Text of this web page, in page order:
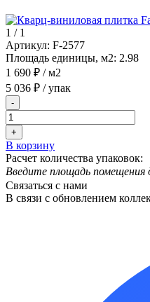
1 / 1
Артикул: F-2577
Площадь единицы, м2: 2.98
1 690 ₽ / м2
5 036 ₽ / упак
-
+
В корзину
Расчет количества упаковок:
Введите площадь помещения
Связаться с нами
В связи с обновлением